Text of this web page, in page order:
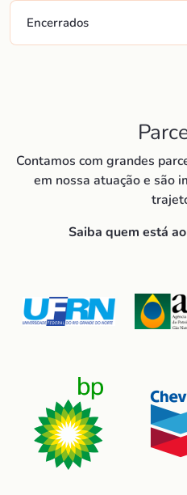
Encerrados
Contamos com grandes
em nossa atuação e são
Saiba quem está